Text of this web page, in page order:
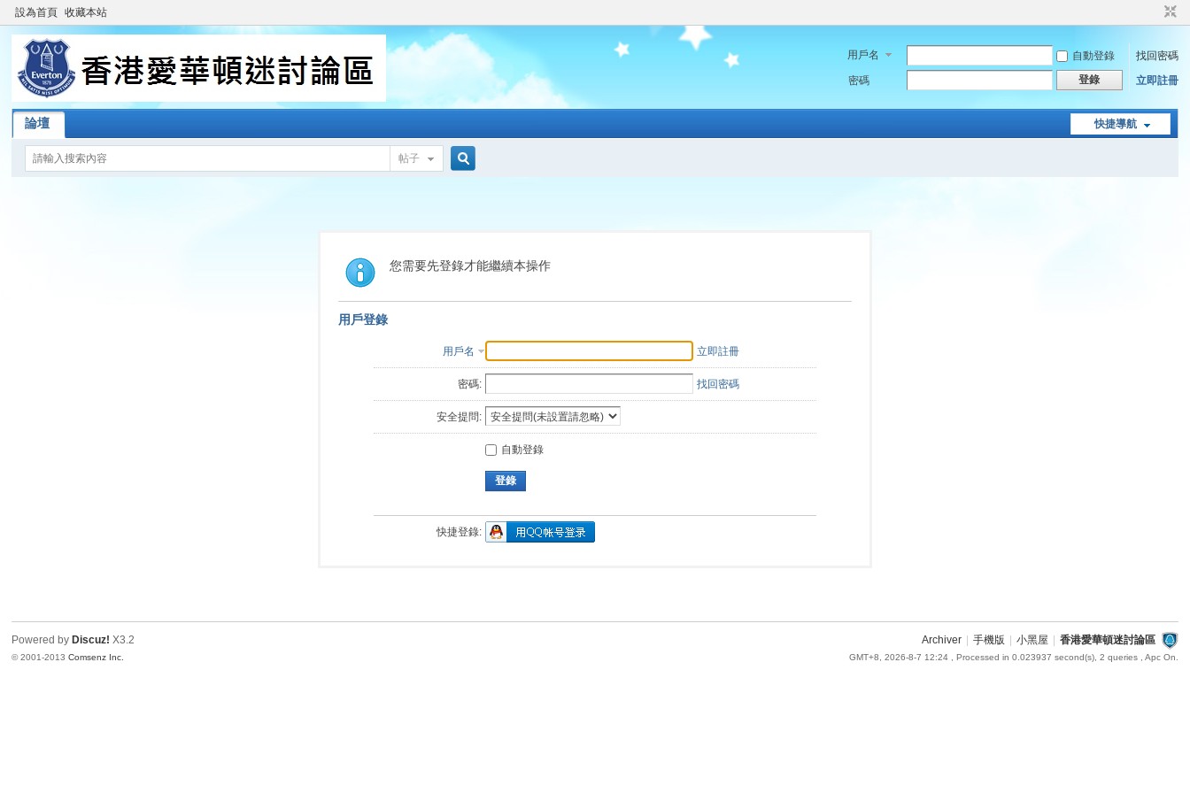
設為首頁 收藏本站
用戶名 自動登錄
找回密碼
密碼
登錄 立即註冊
快捷導航
論壇
帖子
索
您需要先登錄才能繼續本操作
用戶登錄
用戶名 立即註冊
密碼: 找回密碼
安全提問:
自動登錄
登錄
快捷登錄:
Archiver 手機版 小黑屋 香港愛華頓迷討論區
GMT+8, 2026-8-7 12:24, Processed in 0.023937 second(s), 2 queries , Apc On.
Powered by Discuz! X3.2
© 2001-2013Comsenz Inc.